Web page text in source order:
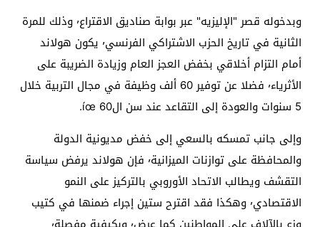
وبدخوله قصر "الإليزيه" عبر بوابة صناديق الاقتراع٬ وذلك للمرة
الثانية في تاريخ الحزب الاشتراكي الفرنسي٬ يكون هولاند
أمام التزام أخلاقي بخفض العجز العام وزيادة الضريبة على
الأثرياء٬ فضلا عن توفير 60 ألف وظيفة في مجال التربية خلال
5 سنوات والعودة إلى التقاعد عند سن الíœ 60.
وإلى جانب تمسكه بالسعي إلى خفض مديونية الدولة
والمحافظة على توازنات الميزانية٬ فإن هولاند يرفض سياسة
التقشف ويطالب الاتحاد الأوروبي بالتركيز على النمو
الاقتصادي٬ وهكذا فقد اقترح ستين إجراء ضمنها في كتيب